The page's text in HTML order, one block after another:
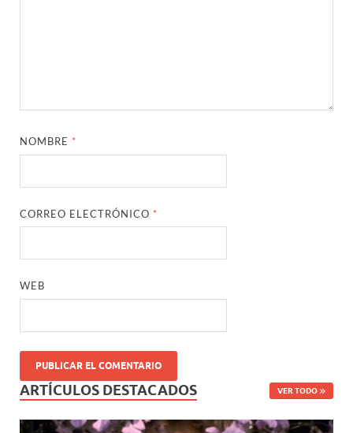
NOMBRE *
CORREO ELECTRÓNICO *
WEB
ARTÍCULOS DESTACADOS VER TODO